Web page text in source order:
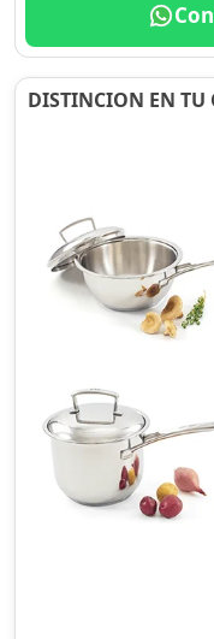
DISTINCION EN